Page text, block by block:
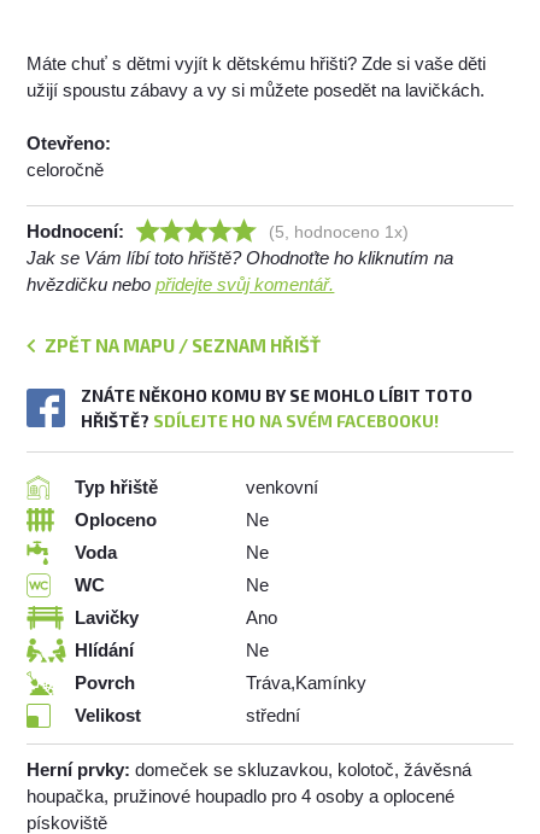
Máte chuť s dětmi vyjít k dětskému hřišti? Zde si vaše děti
užijí spoustu zábavy a vy si můžete posedět na lavičkách.
Otevřeno:
celoročně
Hodnocení: (5, hodnoceno 1x)
Jak se Vám líbí toto hřiště? Ohodnoťte ho kliknutím na
hvězdičku nebopřidejte svůj komentář.
ZPĚT NA MAPU / SEZNAM HŘIŠŤ
ZNÁTE NĚKOHO KOMU BY SE MOHLO LÍBIT TOTO
HŘIŠTĚ? SDÍLEJTE HO NA SVÉM FACEBOOKU!
Typ hřiště
venkovní
Oploceno
Ne
Voda
Ne
WC
Ne
Lavičky
Ano
Hlídání
Ne
Povrch
Tráva,Kamínky
Velikost
střední
Herní prvky: domeček se skluzavkou, kolotoč, žávěsná
houpačka, pružinové houpadlo pro 4 osoby a oplocené
pískoviště